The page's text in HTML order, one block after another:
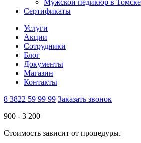
Мужской педикюр в Томске
Сертификаты
Услуги
Акции
Сотрудники
Блог
Документы
Магазин
Контакты
8 3822 59 99 99 Заказать звонок
900 - 3 200
Стоимость зависит от процедуры.